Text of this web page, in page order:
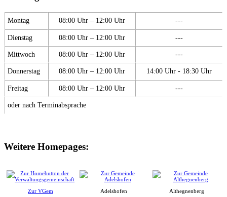
Montag 08:00 Uhr – 12:00 Uhr ---
Dienstag 08:00 Uhr – 12:00 Uhr ---
Mittwoch 08:00 Uhr – 12:00 Uhr ---
Donnerstag 08:00 Uhr – 12:00 Uhr 14:00 Uhr - 18:30 Uhr
Freitag 08:00 Uhr – 12:00 Uhr ---
oder nach Terminabsprache
Weitere Homepages:
Zur VGem Adelshofen Althegnenberg